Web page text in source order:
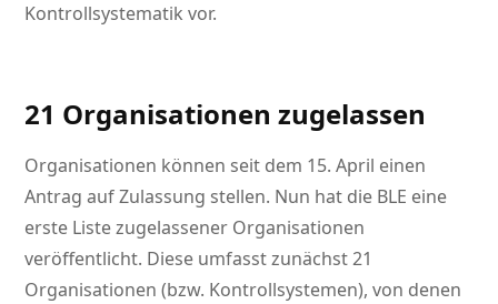
Kontrollsystematik vor.
21 Organisationen zugelassen
Organisationen können seit dem 15. April einen
Antrag auf Zulassung stellen. Nun hat die BLE eine
erste Liste zugelassener Organisationen
veröffentlicht. Diese umfasst zunächst 21
Organisationen (bzw. Kontrollsystemen), von denen